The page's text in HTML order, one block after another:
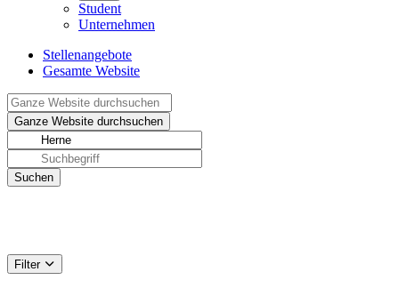
Student
Unternehmen
Stellenangebote
Gesamte Website
Filter